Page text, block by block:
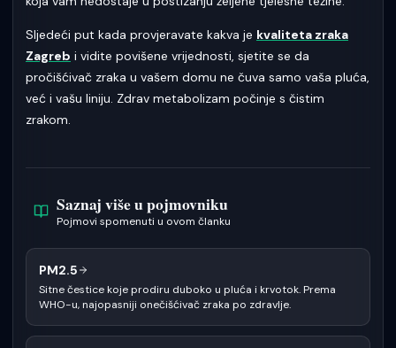
Sljedeći put kada provjeravate kakva je kvaliteta zraka
Zagreb i vidite povišene vrijednosti, sjetite se da
pročišćivač zraka u vašem domu ne čuva samo vaša pluća,
već i vašu liniju. Zdrav metabolizam počinje s čistim
zrakom.
Saznaj više u pojmovniku
Pojmovi spomenuti u ovom članku
PM2.5
Sitne čestice koje prodiru duboko u pluća i krvotok. Prema
WHO-u, najopasniji onečišćivač zraka po zdravlje.